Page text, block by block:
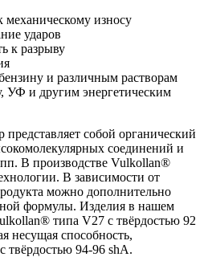
механическому износу
ударов
к разрыву
и различным растворам
УФ и другим энергетическим
собой органический
соединений и
В производстве Vulkollan®
В зависимости от
можно дополнительно
формулы. Изделия в нашем
типа V27 с твёрдостью 92
несущая способность,
твёрдостью 94-96 shA.